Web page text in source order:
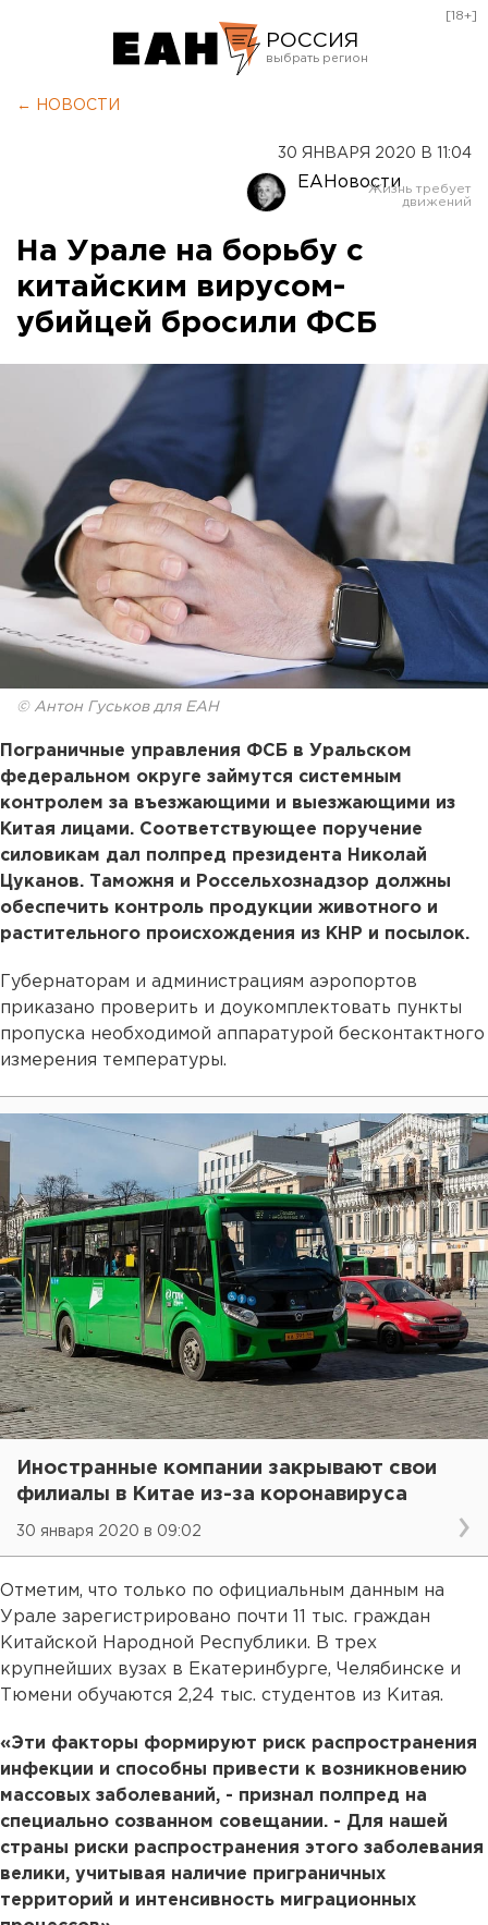
РОССИЯ
Оренбург
[18+]
← НОВОСТИ
30 ЯНВАРЯ 2020 В 11:04
ЕАНовости
На Урале на борьбу с
китайским вирусом-
убийцей бросили ФСБ
© Антон Гуськов для ЕАН
Пограничные управления ФСБ в Уральском
федеральном округе займутся системным
контролем за въезжающими и выезжающими из
Китая лицами. Соответствующее поручение
силовикам дал полпред президента Николай
Цуканов. Таможня и Россельхознадзор должны
обеспечить контроль продукции животного и
растительного происхождения из КНР и посылок.
Губернаторам и администрациям аэропортов
приказано проверить и доукомплектовать пункты
пропуска необходимой аппаратурой бесконтактного
измерения температуры.
Иностранные компании закрывают свои
филиалы в Китае из-за коронавируса
30 января 2020 в 09:02
Отметим, что только по официальным данным на
Урале зарегистрировано почти 11 тыс. граждан
Китайской Народной Республики. В трех
крупнейших вузах в Екатеринбурге, Челябинске и
Тюмени обучаются 2,24 тыс. студентов из Китая.
«Эти факторы формируют риск распространения
инфекции и способны привести к возникновению
массовых заболеваний, - признал полпред на
специально созванном совещании. - Для нашей
страны риски распространения этого заболевания
велики, учитывая наличие приграничных
территорий и интенсивность миграционных